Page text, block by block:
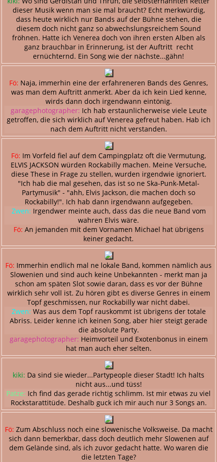
dieser Musik wenn man sie mal braucht? Echt merkwürdig,
dass heute wirklich nur Bands auf der Bühne stehen, die
diesem doch nicht ganz so abwechslungsreichem Sound
fröhnen. Hatte ich Venerea doch von ihren ersten Alben als
ganz brauchbar in Erinnerung, ist der Auftritt recht
ernüchternd. Ein Song wie der nächste...gähn!
Fö: Naja, immerhin eine der erfahreneren Bands des Genres,
was man dem Auftritt anmerkt. Aber da ich kein Lied kenne,
wirds dann doch irgendwann eintönig.
garagephotographer: Ich hab erstaunlicherweise viele Leute
getroffen, die sich wirklich auf Venerea gefreut haben. Hab ich
nach dem Auftritt nicht verstanden.
Fö: Im Vorfeld fiel auf dem Campingplatz oft die Vermutung,
ELVIS JACKSON würden Rockabilly machen. Meine Versuche,
diese These in Frage zu stellen, wurden irgendwie ignoriert.
"Ich hab die mal gesehen, das ist so ne Ska-Punk-Metal-
Partymusik" - "ahh, Elvis Jackson, die machen doch so
Rockabilly!". Ich hab dann irgendwann aufgegeben.
Zwen: Irgendwer meinte auch, dass das die neue Band vom
wahren Elvis wäre.
Fö: An jemanden mit dem Vornamen Michael hat übrigens
keiner gedacht.
Fö: Immerhin endlich mal ne lokale Band, kommen nämlich aus
Slowenien und sind auch keine Unbekannten - merkt man ja
schon am späten Slot sowie daran, dass es vor der Bühne
wirklich sehr voll ist. Zu hören gibt es diverse Genres in einem
Topf geschmissen, nur Rockabilly war nicht dabei.
Zwen: Was aus dem Topf rauskommt ist übrigens der totale
Abriss. Leider kenne ich keinen Song, aber hier steigt gerade
die absolute Party.
garagephotographer: Heimvorteil und Exotenbonus in einem
hat man auch eher selten.
kiki: Da sind sie wieder...Partypeople dieser Stadt! Ich halts
nicht aus...und tüss!
Patze: Ich find das gerade richtig schlimm. Ist mir etwas zu viel
Rockstarattitüde. Deshalb guck ich mir auch nur 3 Songs an.
Fö: Zum Abschluss noch eine slowenische Volksweise. Da macht
sich dann bemerkbar, dass doch deutlich mehr Slowenen auf
dem Gelände sind, als ich zuvor gedacht hatte. Wo waren die
die letzten Tage?